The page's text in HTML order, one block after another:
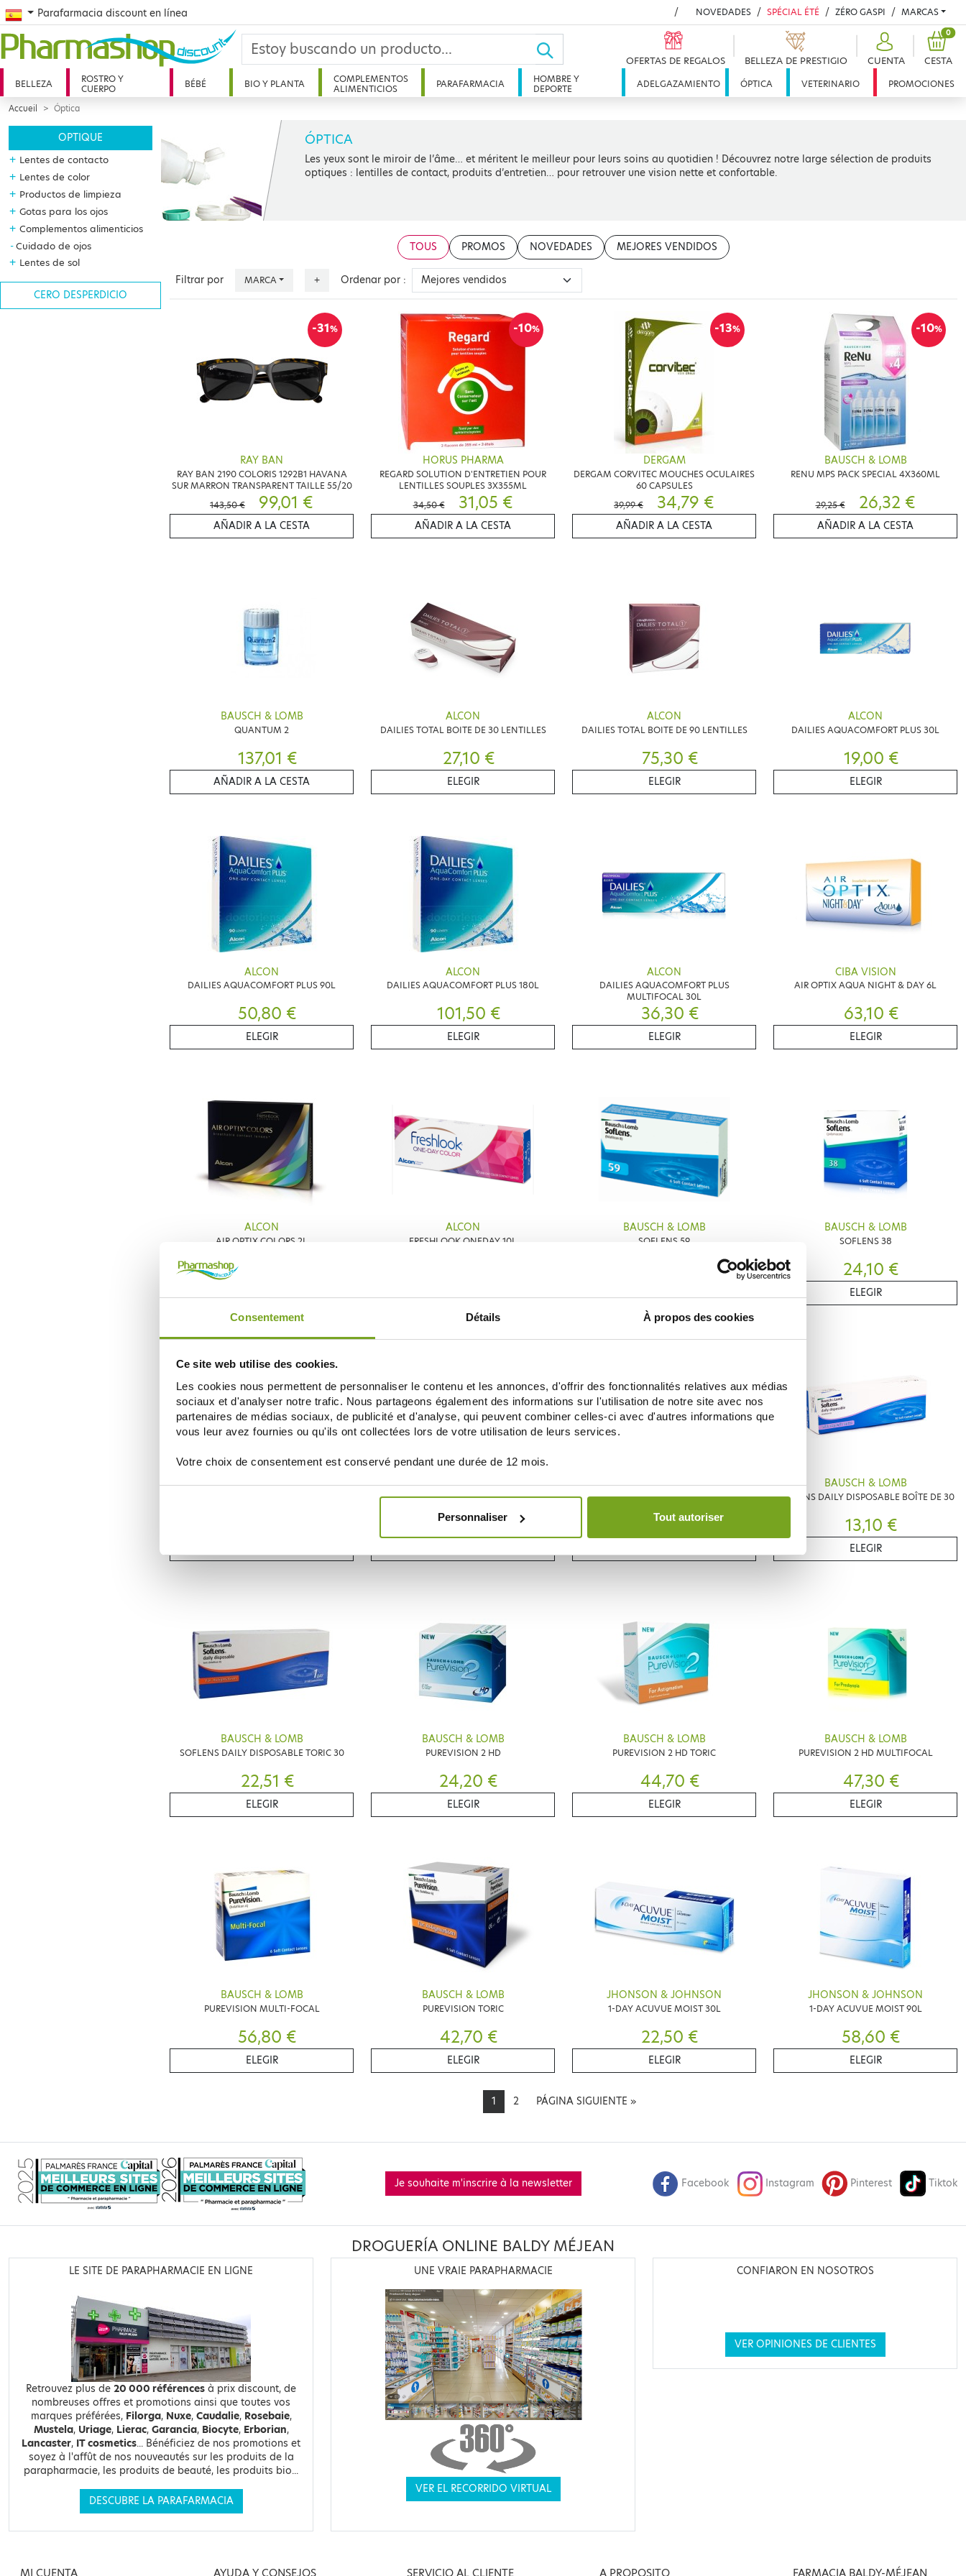
Consentement Détails À propos des cookies
Ce site web utilise des cookies.
Les cookies nous permettent de personnaliser le contenu et les annonces, d'offrir des fonctionnalités relatives aux médias
sociaux et d'analyser notre trafic. Nous partageons également des informations sur l'utilisation de notre site avec nos
partenaires de médias sociaux, de publicité et d'analyse, qui peuvent combiner celles-ci avec d'autres informations que
vous leur avez fournies ou qu'ils ont collectées lors de votre utilisation de leurs services.
Votre choix de consentement est conservé pendant une durée de 12 mois.
Personnaliser Tout autoriser
Spanish
Parafarmacia discount en línea NOVEDADES SPÉCIAL ÉTÉ ZÉRO GASPI MARCAS
OFERTAS DE REGALOS BELLEZA DE PRESTIGIO CUENTA CESTA
0
BELLEZA
ROSTRO Y
CUERPO
BÉBÉ BIO Y PLANTA
COMPLEMENTOS
ALIMENTICIOS
PARAFARMACIA
HOMBRE Y
DEPORTE
ADELGAZAMIENTO ÓPTICA VETERINARIO PROMOCIONES
Accueil Óptica
OPTIQUE
+ Lentes de contacto
+ Lentes de color
+ Productos de limpieza
+ Gotas para los ojos
+ Complementos alimenticios
Cuidado de ojos
+ Lentes de sol
CERO DESPERDICIO
ÓPTICA
Les yeux sont le miroir de l’âme… et méritent le meilleur pour leurs soins au quotidien ! Découvrez notre large sélection de produits
optiques : lentilles de contact, produits d’entretien… pour retrouver une vision nette et confortable.
TOUS PROMOS NOVEDADES MEJORES VENDIDOS
Filtrar por MARCA + Ordenar por :
-31%
RAY BAN
RAY BAN 2190 COLORIS 1292B1 HAVANA
SUR MARRON TRANSPARENT TAILLE 55/20
143,50 €
99,01 €
AÑADIR A LA CESTA
-10%
HORUS PHARMA
REGARD SOLUTION D'ENTRETIEN POUR
LENTILLES SOUPLES 3X355ML
34,50 €
31,05 €
AÑADIR A LA CESTA
-13%
DERGAM
DERGAM CORVITEC MOUCHES OCULAIRES
60 CAPSULES
39,99 €
34,79 €
AÑADIR A LA CESTA
-10%
BAUSCH & LOMB
RENU MPS PACK SPECIAL 4X360ML
29,25 € 26,32 €
AÑADIR A LA CESTA
BAUSCH & LOMB
QUANTUM 2
137,01 €
AÑADIR A LA CESTA
ALCON
DAILIES TOTAL BOITE DE 30 LENTILLES
27,10 €
ELEGIR
ALCON
DAILIES TOTAL BOITE DE 90 LENTILLES
75,30 €
ELEGIR
ALCON
DAILIES AQUACOMFORT PLUS 30L
19,00 €
ELEGIR
ALCON
DAILIES AQUACOMFORT PLUS 90L
50,80 €
ELEGIR
ALCON
DAILIES AQUACOMFORT PLUS 180L
101,50 €
ELEGIR
ALCON
DAILIES AQUACOMFORT PLUS
MULTIFOCAL 30L
36,30 €
ELEGIR
CIBA VISION
AIR OPTIX AQUA NIGHT & DAY 6L
63,10 €
ELEGIR
ALCON
AIR OPTIX COLORS 2L
ALCON
FRESHLOOK ONEDAY 10L
BAUSCH & LOMB
SOFLENS 59
BAUSCH & LOMB
SOFLENS 38
24,10 €
ELEGIR
BAUSCH & LOMB BAUSCH & LOMB
BIOTRUE 1 DAY BOITE DE 90 LENTILLES
45,30 €
BAUSCH & LOMB
SOFLENS MULTI-FOCAL
36,78 €
BAUSCH & LOMB
SOFLENS DAILY DISPOSABLE BOÎTE DE 30
13,10 €
ELEGIR
BAUSCH & LOMB
SOFLENS DAILY DISPOSABLE TORIC 30
22,51 €
ELEGIR
BAUSCH & LOMB
PUREVISION 2 HD
24,20 €
ELEGIR
BAUSCH & LOMB
PUREVISION 2 HD TORIC
44,70 €
ELEGIR
BAUSCH & LOMB
PUREVISION 2 HD MULTIFOCAL
47,30 €
ELEGIR
BAUSCH & LOMB
PUREVISION MULTI-FOCAL
56,80 €
ELEGIR
BAUSCH & LOMB
PUREVISION TORIC
42,70 €
ELEGIR
JHONSON & JOHNSON
1-DAY ACUVUE MOIST 30L
22,50 €
ELEGIR
JHONSON & JOHNSON
1-DAY ACUVUE MOIST 90L
58,60 €
ELEGIR
1 2 PÁGINA SIGUIENTE »
Je souhaite m'inscrire à la newsletter Facebook Instagram Pinterest Tiktok
DROGUERÍA ONLINE BALDY MÉJEAN
LE SITE DE PARAPHARMACIE EN LIGNE
Retrouvez plus de 20 000 références à prix discount, de
nombreuses offres et promotions ainsi que toutes vos
marques préférées, Filorga, Nuxe, Caudalie, Rosebaie,
Mustela, Uriage, Lierac, Garancia, Biocyte, Erborian,
Lancaster, IT cosmetics... Bénéficiez de nos promotions et
soyez à l'affût de nos nouveautés sur les produits de la
parapharmacie, les produits de beauté, les produits bio...
DESCUBRE LA PARAFARMACIA
UNE VRAIE PARAPHARMACIE
VER EL RECORRIDO VIRTUAL
CONFIARON EN NOSOTROS
VER OPINIONES DE CLIENTES
MI CUENTA AYUDA Y CONSEJOS SERVICIO AL CLIENTE A PROPOSITO FARMACIA BALDY-MÉJEAN